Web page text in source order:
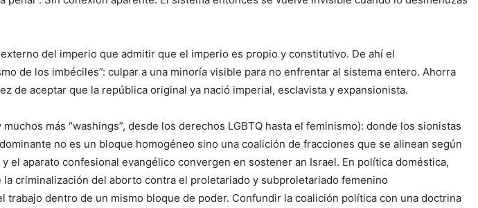
del imperio que admitir que el imperio es propio y constitutivo. De ahí el
de los imbéciles”: culpar a una minoría visible para no enfrentar al sistema entero. Ahorra
de aceptar que la república original ya nació imperial, esclavista y expansionista.
más “washings”, desde los derechos LGBTQ hasta el feminismo): donde los sionistas
no es un bloque homogéneo sino una coalición de fracciones que se alinean según
aparato confesional evangélico convergen en sostener an Israel. En política doméstica,
criminalización del aborto contra el proletariado y subproletariado femenino
dentro de un mismo bloque de poder. Confundir la coalición política con una doctrina